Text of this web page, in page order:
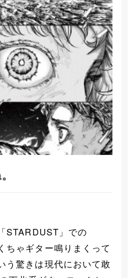
STARDUST」での
ちゃギター鳴りまくって
う驚きは現代において敢